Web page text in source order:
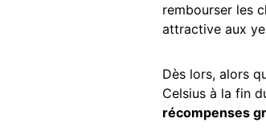
rembourser les
attractive aux
Dès lors, alors
Celsius à la fin
récompenses